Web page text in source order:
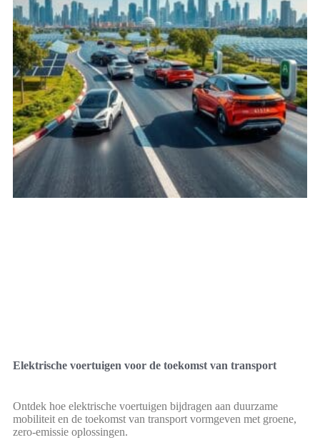
Elektrische voertuigen voor de toekomst van transport
Ontdek hoe elektrische voertuigen bijdragen aan duurzame
mobiliteit en de toekomst van transport vormgeven met groene,
zero-emissie oplossingen.